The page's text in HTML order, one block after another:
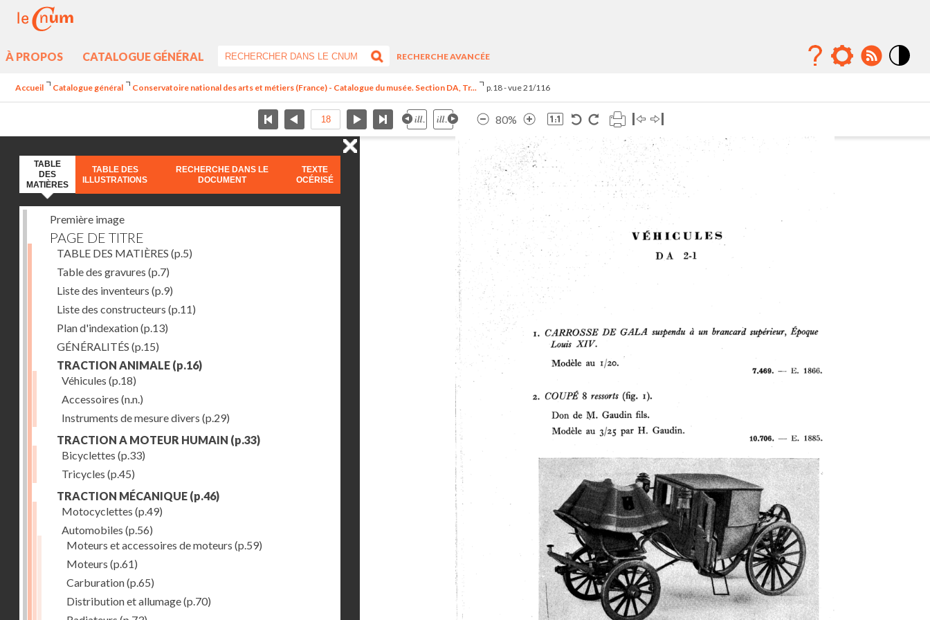
À PROPOS CATALOGUE GÉNÉRAL
RECHERCHE AVANCÉE
Accueil Catalogue général Conservatoire national des arts et métiers (France) - Catalogue du musée. Section DA, Tr... p.18 - vue 21/116
80%
TABLE
DES
MATIÈRES
TABLE DES
ILLUSTRATIONS
RECHERCHE DANS LE
DOCUMENT
TEXTE
OCÉRISÉ
Première image
PAGE DE TITRE
TABLE DES MATIÈRES (p.5)
Table des gravures (p.7)
Liste des inventeurs (p.9)
Liste des constructeurs (p.11)
Plan d'indexation(p.13)
GÉNÉRALITÉS (p.15)
TRACTION ANIMALE (p.16)
Véhicules (p.18)
Accessoires (n.n.)
Instruments de mesure divers (p.29)
TRACTION A MOTEUR HUMAIN (p.33)
Bicyclettes (p.33)
Tricycles (p.45)
TRACTION MÉCANIQUE (p.46)
Motocyclettes (p.49)
Automobiles (p.56)
Moteurs et accessoires de moteurs (p.59)
Moteurs (p.61)
Carburation(p.65)
Distribution et allumage(p.70)